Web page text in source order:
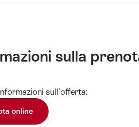
sulla
sull'offerta:
online